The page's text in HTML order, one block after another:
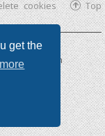
get the
Top
cookies
KomiDesign